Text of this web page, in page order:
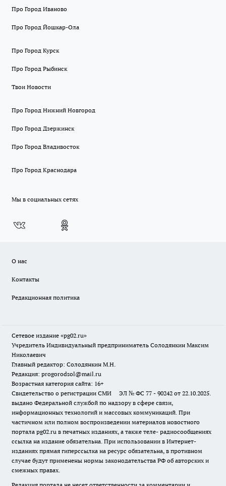
Про Город Иваново
Про Город Йошкар-Ола
Про Город Курск
Про Город Рыбинск
Твои Новости
Про Город Нижний Новгород
Про Город Дзержинск
Про Город Владивосток
Про Город Краснодара
Мы в социальных сетях
О нас
Контакты
Редакционная политика
Сетевое издание «pg02.ru»
Учредитель Индивидуальный предприниматель Солодянкин Максим
Николаевич
Главный редактор: Солодянкин М.Н.
Редакция: progorodsol@mail.ru
Возрастная категория сайта: 16+
Свидетельство о регистрации СМИ ЭЛ № ФС 77 - 90242 от 22.10.2025.
выдано Федеральной службой по надзору в сфере связи,
информационных технологий и массовых коммуникаций. При
частичном или полном воспроизведении материалов новостного
портала pg02.ru в печатных изданиях, а также теле- радиосообщениях
ссылка на издание обязательна. При использовании в Интернет-
изданиях прямая гиперссылка на ресурс обязательна, в противном
случае будут применены нормы законодательства РФ об авторских и
смежных правах.